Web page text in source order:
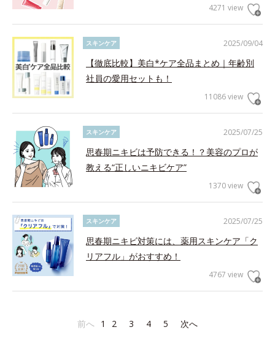
4271 view
2025/09/04
スキンケア
【徹底比較】美白*ケア全品まとめ｜年齢別
社員の愛用セットも！
11086 view
2025/07/25
スキンケア
思春期ニキビは予防できる！？美容のプロが
教える“正しいニキビケア”
1370 view
2025/07/25
スキンケア
思春期ニキビ対策には、薬用スキンケア「ク
リアフル」がおすすめ！
4767 view
前へ 1 2 3 4 5 次へ